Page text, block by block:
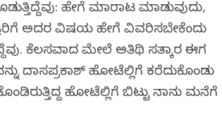
ಹೇಗೆ ಮಾರಾಟ ಮಾಡುವುದು,
ಅದರ ವಿಷಯ ಹೇಗೆ ವಿವರಿಸಬೇಕೆಂದು
ಕೆಲಸವಾದ ಮೇಲೆ ಅತಿಥಿ ಸತ್ಕಾರ ಈಗ
ದಾಸಪ್ರಕಾಶ್ ಹೋಟೆಲ್ಲಿಗೆ ಕರೆದುಕೊಂಡು
ಹೋಟೆಲ್ಲಿಗೆ ಬಿಟ್ಟು ನಾನು ಮನೆಗೆ